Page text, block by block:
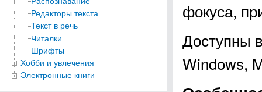
Редакторы текста
Текст в речь
Читалки
Шрифты
Хобби и увлечения
Электронные книги
фокуса,
Доступны
Windows,